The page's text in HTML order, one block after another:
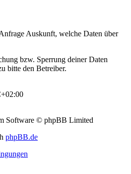
Auskunft, welche Daten über
bzw. Sperrung deiner Daten
bitte den Betreiber.
Software © phpBB Limited
phpBB.de